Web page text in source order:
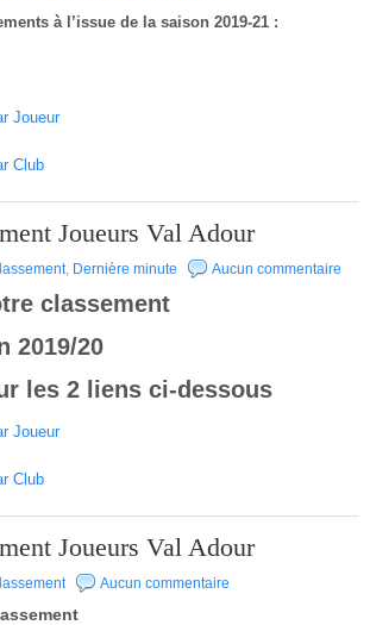
à l’issue de la saison 2019-21 :
Joueur
Club
Joueurs Val Adour
, Dernière minute Aucun commentaire
classement
2019/20
les 2 liens ci-dessous
Joueur
Club
Joueurs Val Adour
Aucun commentaire